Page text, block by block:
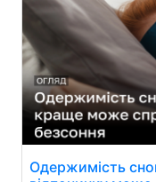
Одержимість